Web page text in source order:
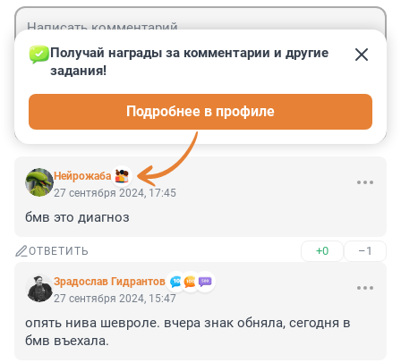
Нейрожаба
Получай награды за комментарии и другие
задания!
Подробнее в профиле
27 сентября 2024, 17:45
бмв это диагноз
ОТВЕТИТЬ +0 –1
Зрадослав Гидрантов
27 сентября 2024, 15:47
опять нива шевроле. вчера знак обняла, сегодня в
бмв въехала.